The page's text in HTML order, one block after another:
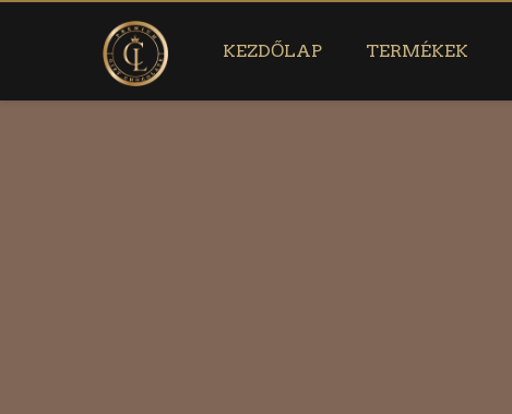
KEZDŐLAP TERMÉKEK